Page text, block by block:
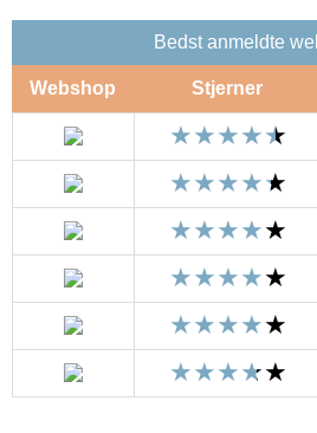
Bedst anmeldte
Webshop Stjerner